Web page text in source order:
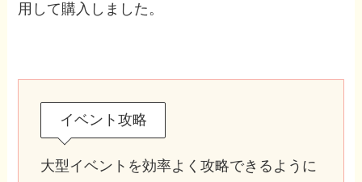
用して購入しました。
イベント攻略
大型イベントを効率よく攻略できるように